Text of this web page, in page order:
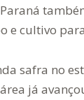
e cultivo
safra no
já